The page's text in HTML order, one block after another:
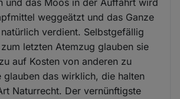
weggeätzt und das Ganze
verdient. Selbstgefällig
letzten Atemzug glauben sie
auf Kosten von anderen zu
glauben das wirklich, die halten
Naturrecht. Der vernünftigste